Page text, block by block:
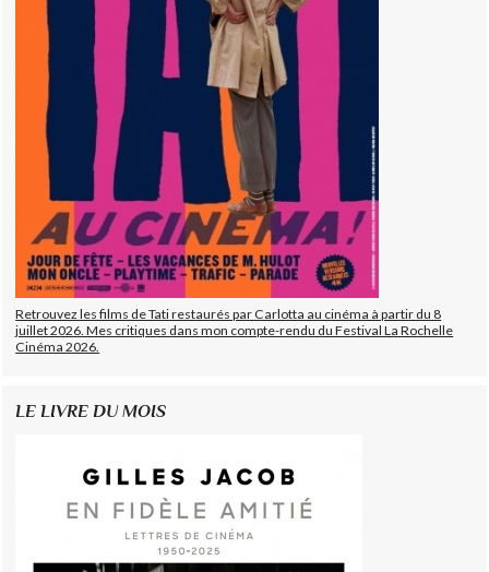
Retrouvez les films de Tati restaurés par Carlotta au cinéma à partir du 8
juillet 2026. Mes critiques dans mon compte-rendu du Festival La Rochelle
Cinéma 2026.
LE LIVRE DU MOIS